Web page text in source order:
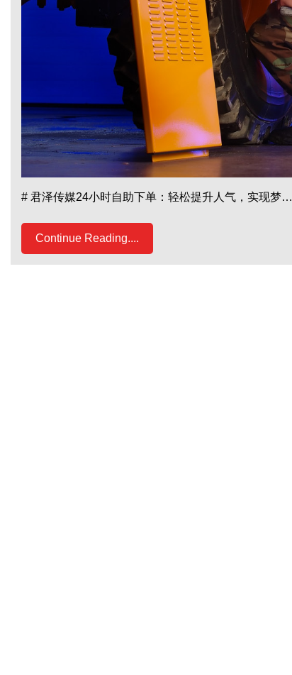
# 君泽传媒24小时自助下单：轻松提升人气，实现梦…
Continue Reading....